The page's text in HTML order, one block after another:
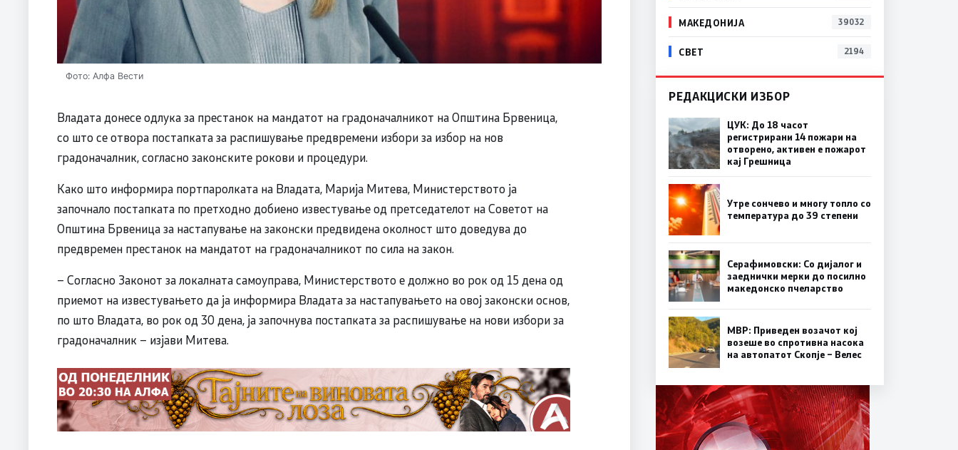
Фото: Алфа Вести
Владата донесе одлука за престанок на мандатот на градоначалникот на Општина Брвеница,
со што се отвора постапката за распишување предвремени избори за избор на нов
градоначалник, согласно законските рокови и процедури.
Како што информира портпаролката на Владата, Марија Митева, Министерството ја
започнало постапката по претходно добиено известување од претседателот на Советот на
Општина Брвеница за настапување на законски предвидена околност што доведува до
предвремен престанок на мандатот на градоначалникот по сила на закон.
– Согласно Законот за локалната самоуправа, Министерството е должно во рок од 15 дена од
приемот на известувањето да ја информира Владата за настапувањето на овој законски основ,
по што Владата, во рок од 30 дена, ја започнува постапката за распишување на нови избори за
градоначалник – изјави Митева.
МАКЕДОНИЈА 39032
СВЕТ 2194
РЕДАКЦИСКИ ИЗБОР
ЦУК: До 18 часот
регистрирани 14 пожари на
отворено, активен е пожарот
кај Грешница
Утре сончево и многу топло со
температура до 39 степени
Серафимовски: Со дијалог и
заеднички мерки до посилно
македонско пчеларство
МВР: Приведен возачот кој
возеше во спротивна насока
на автопатот Скопје – Велес